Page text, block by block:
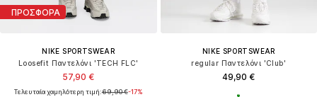
ΠΡΟΣΦΟΡΑ
NIKE SPORTSWEAR
Loosefit Παντελόνι 'TECH FLC'
57,90 €
Τελευταία χαμηλότερη τιμή:69,90 €-17%
NIKE SPORTSWEAR
regular Παντελόνι 'Club'
49,90 €